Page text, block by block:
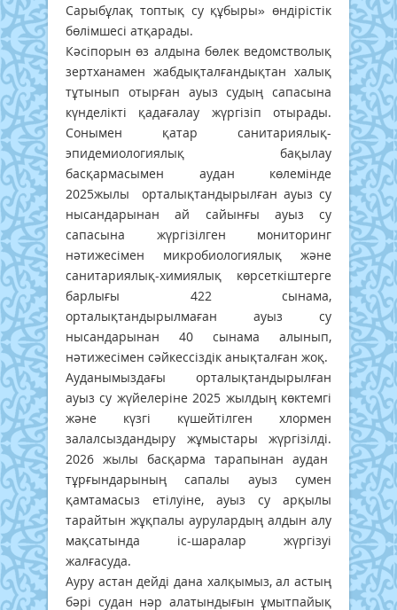
Сарыбұлақ топтық су құбыры» өндірістік
бөлімшесі атқарады.
Кәсіпорын өз алдына бөлек ведомстволық
зертханамен жабдықталғандықтан халық
тұтынып отырған ауыз судың сапасына
күнделікті қадағалау жүргізіп отырады.
Сонымен қатар санитариялық-
эпидемиологиялық бақылау
басқармасымен аудан көлемінде
2025жылы орталықтандырылған ауыз су
нысандарынан ай сайынғы ауыз су
сапасына жүргізілген мониторинг
нәтижесімен микробиологиялық және
санитариялық-химиялық көрсеткіштерге
барлығы 422 сынама,
орталықтандырылмаған ауыз су
нысандарынан 40 сынама алынып,
нәтижесімен сәйкессіздік анықталған жоқ.
Ауданымыздағы орталықтандырылған
ауыз су жүйелеріне 2025 жылдың көктемгі
және күзгі күшейтілген хлормен
залалсыздандыру жұмыстары жүргізілді.
2026 жылы басқарма тарапынан аудан
тұрғындарының сапалы ауыз сумен
қамтамасыз етілуіне, ауыз су арқылы
тарайтын жұқпалы аурулардың алдын алу
мақсатында іс-шаралар жүргізуі
жалғасуда.
Ауру астан дейді дана халқымыз, ал астың
бәрі судан нәр алатындығын ұмытпайық